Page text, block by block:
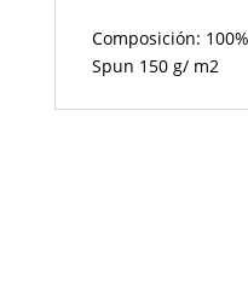
Composición:
Spun 150 g/ m2